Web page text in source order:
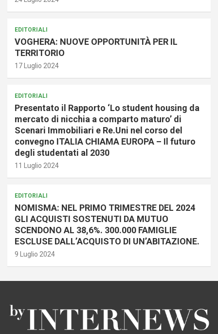
EDITORIALI
VOGHERA: NUOVE OPPORTUNITÀ PER IL
TERRITORIO
17 Luglio 2024
EDITORIALI
Presentato il Rapporto ‘Lo student housing da
mercato di nicchia a comparto maturo’ di
Scenari Immobiliari e Re.Uni nel corso del
convegno ITALIA CHIAMA EUROPA – Il futuro
degli studentati al 2030
11 Luglio 2024
EDITORIALI
NOMISMA: NEL PRIMO TRIMESTRE DEL 2024
GLI ACQUISTI SOSTENUTI DA MUTUO
SCENDONO AL 38,6%. 300.000 FAMIGLIE
ESCLUSE DALL’ACQUISTO DI UN’ABITAZIONE.
9 Luglio 2024